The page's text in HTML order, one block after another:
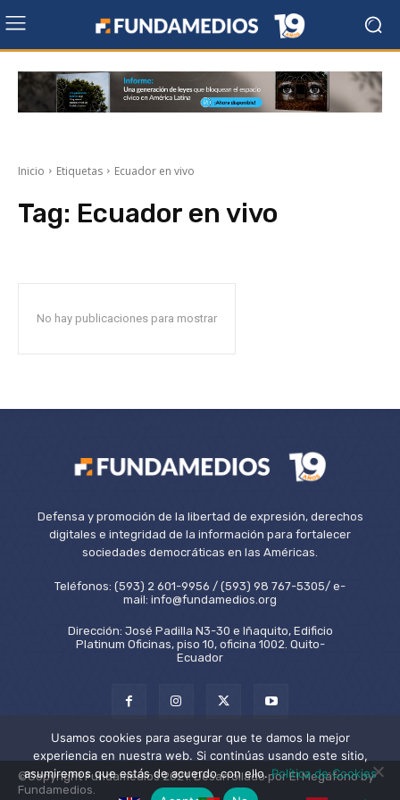
Inicio Etiquetas Ecuador en vivo
Tag: Ecuador en vivo
No hay publicaciones para mostrar
Defensa y promoción de la libertad de expresión, derechos
digitales e integridad de la información para fortalecer
sociedades democráticas en las Américas.
Teléfonos: (593) 2 601-9956 / (593) 98 767-5305/ e-
mail: info@fundamedios.org
Dirección: José Padilla N3-30 e Iñaquito, Edificio
Platinum Oficinas, piso 10, oficina 1002. Quito-
Ecuador
©Copyright Fundamedios 2021. Desarrollado por El Megáfono by
Fundamedios.
Usamos cookies para asegurar que te damos la mejor
experiencia en nuestra web. Si continúas usando este sitio,
asumiremos que estás de acuerdo con ello.Política de Cookies